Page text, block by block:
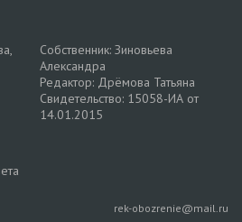
Собственник: Зиновьева
Александра
Редактор: Дрёмова Татьяна
Свидетельство: 15058-ИА от
14.01.2015
rek-obozrenie@mail.ru